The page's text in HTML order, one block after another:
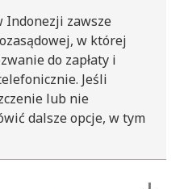
Indonezji zawsze
w której
do zapłaty i
Jeśli
lub nie
dalsze opcje, w tym